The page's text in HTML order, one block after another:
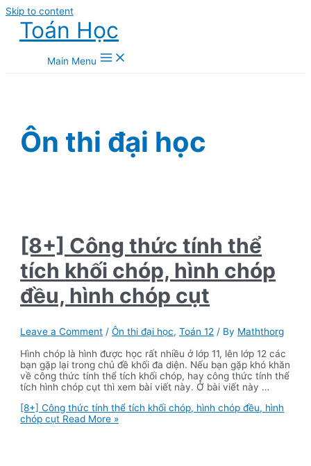
Skip to content
Toán Học
Main Menu
Ôn thi đại học
[8+] Công thức tính thể
tích khối chóp, hình chóp
đều, hình chóp cụt
Leave a Comment /Ôn thi đại học,Toán 12 / By Maththorg
Hình chóp là hình được học rất nhiều ở lớp 11, lên lớp 12 các
bạn gặp lại trong chủ đề khối đa diện. Nếu bạn gặp khó khăn
về công thức tính thể tích khối chóp, hay công thức tính thể
tích hình chóp cụt thì xem bài viết này. Ở bài viết này …
[8+] Công thức tính thể tích khối chóp, hình chóp đều, hình
chóp cụt Read More »